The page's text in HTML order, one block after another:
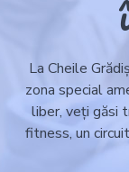
La Cheile
zona special
liber, veți găsi
fitness, un